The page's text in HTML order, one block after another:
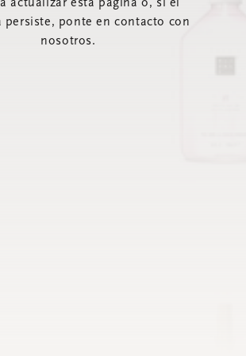
actualizar esta página o, si el
persiste, ponte en contacto con
nosotros.